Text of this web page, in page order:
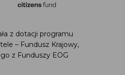
dotacji programu Aktywni
– Fundusz Krajowy,
z Funduszy EOG